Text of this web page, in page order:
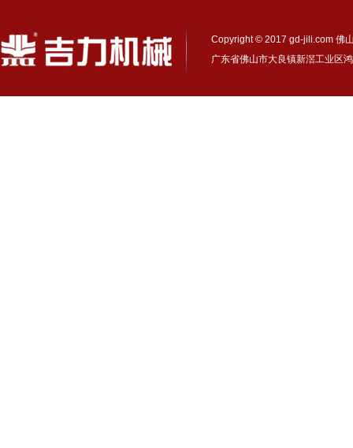
Copyright © 2017 gd-jili.com 佛
广东省佛山市大良镇新滘工业区